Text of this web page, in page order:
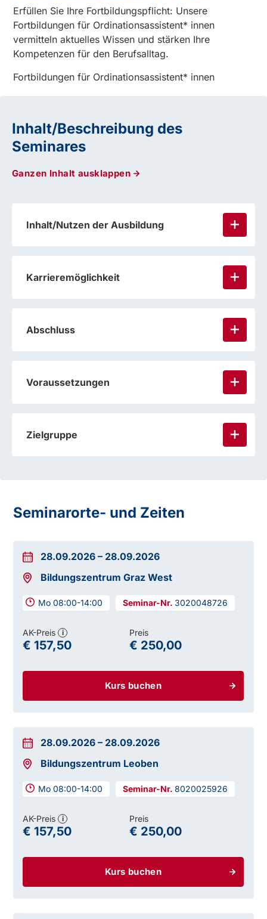
Erfüllen Sie Ihre Fortbildungspflicht: Unsere
Fortbildungen für Ordinationsassistent* innen
vermitteln aktuelles Wissen und stärken Ihre
Kompetenzen für den Berufsalltag.
Fortbildungen für Ordinationsassistent* innen
Inhalt/Beschreibung des
Seminares
Ganzen Inhalt ausklappen
Inhalt/Nutzen der Ausbildung
Karrieremöglichkeit
Abschluss
Voraussetzungen
Zielgruppe
Seminarorte- und Zeiten
28.09.2026 – 28.09.2026
Bildungszentrum Graz West
Mo 08:00-14:00 3020048726
Kurs buchen
AK-Preis i
€ 157,50
Preis
€ 250,00
28.09.2026 – 28.09.2026
Bildungszentrum Leoben
Mo 08:00-14:00 8020025926
Kurs buchen
AK-Preis i
€ 157,50
Preis
€ 250,00